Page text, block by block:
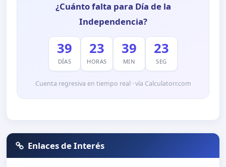
¿Cuánto falta para Día de la
Independencia?
39
DÍAS
23
HORAS
39
MIN
23
SEG
Cuenta regresiva en tiempo real · vía Calculatorr.com
Enlaces de Interés